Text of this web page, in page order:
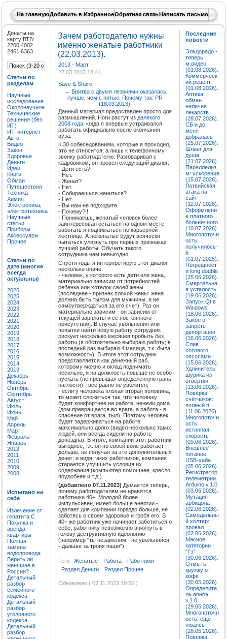
На главнуюДобавить в ИзбранноеОбратная связьНаписать письмо
Донаты на
карту ВТБ:
2200 4002
2461 6363
Статьи по
разделам
Научные
исследования
Околонаучное
Технические
решения (без
ИТ)
ИТ, интернет
Авто
Видео
Закон
Здоровье
Деньги
Идеи
Книги
Обман
Путешествия
Техника
Химия
Электроника,
электротехника
Научные
статьи
Приборы
Аксессуары
Прочее
Статьи по
дате (многие
всегда
актуальны)
2026
2025
2024
2023
2022
2021
2020
2019
2018
2017
2016
2015
2014
2013
Декабрь
Ноябрь
Октябрь
Сентябрь
Август
Июль
Июнь
Май
Апрель
Март
Февраль
Январь
2012
2011
2010
2009
2008
Испытано на
себе
Излечение от
гепатита C
Покупка и
аренда
квартиры
Полная
замена
водопровода
Верить ли
женщине в
России?
Детальный
разбор
семейного
кодекса
Детальный
разбор
уголовного
кодекса
Детальный
разбор
Зачем работодателю нужны
именно женатые работники
(22.03.2013).
2013 - Март
22.03.2013 18:44
Save & Share
← Бритва с двумя лезвиями оказалась
лучше, чем с пятью. Почему так: PR
(18.03.2013).
Данный материал предоставлен просто для
размышлений. Ноги растут из далекого
2008 года , когда я впервые устраивался
работать официально после окончания
вуза.
К 30 собеседованиям, которые я проходил,
это не относится, а лишь к телефонному
звонку работодателю. Разговаривая с
кадровиком, он провел следующий диалог:
- Дети есть?
- Нет.
- Женат?
- Нет.
- Собираешься жениться?
- Нет.
- Вы нам не подходите.
- Почему?!!
- Понимаешь, женатый человек более
заинтересован остаться на одном месте
работать и подниматься по карьерной
лестнице. А неженатые будут всячески
пытаться улизнуть при первых признаках
лучшей работы. Обучать такого
сотрудника нам невыгодно.
Спустя годы я интерпретирую этот диалог
несколько иначе:
- человек, у которого есть дети или жена,
материально зависим от потребностей
ребенка или хотелок своей жены
(последнее - признак плохой жены: жена
должна быть тылом для мужчины, а не
самоутверждаться за его счет). Раз он
материально зависим - он зависим от
текущей зарплаты и ее постоянного
присутствия. В случае увольнения или
попытки найти новую работу сотрудник
рискует несколько месяцев пробыть без
работы (я обстоятельно выбираю работу; в
последний раз выбирал 4 месяца, т.к. была
возможность). В итоге этот сотрудник
представляется как денежный раб,
которому можно и оклад поднимать
несильно, и на должность повыше не особо
пускать (не превышая определенную грань
наглости) - все равно не уволится;
- если у человека плохая вторая половина,
то может сложиться так, что человеку
будет комфортнее на работе, нежели дома
(дом превращается во врага, а работа - в
спасение от врага, тыл). Поэтому человек
будет задерживаться на работе
максимально долго (видел несколько таких
людей, они всегда сидели на работе
допоздна). В итоге, компании этот работник
выгоднее, т.к. он по своей воле работает
дольше, не получая за это дополнительных
денег; и видя таких работников, компания
старается улучшить условия их
содержания (компьютер помощнее, кресло
поудобнее и т.д.).
(добавлено 07.11.2023) Думается теперь,
почему работодателям не нравятся
работники 40+. Молодой более
импульсивен, имеет больше энергии -
сделает для компании гораздо больше, не
заботясь о своем здоровье и гробя его. В
40+ же работник уже начинает заботиться о
себе, работнику невозможно впихнуть в
голову деструктивную идеологию
(например "ты незаменим - не увольняйся
- дальше за троих паши").
Теги: Женатые Работа
Работники
Раздел Деньги
Раздел Прочее
Обновлено ( 07.11.2023 19:55 )
Последние
новости
Эльдорадо -
теперь
м.видео
(01.08.2026).
Коммерческ
ий рецепт
(01.08.2026).
Аптека:
обман
наличия
лекарств
(28.07.2026).
СБ и до
меня
добралась
(25.07.2026).
Шланг для
душа
(21.07.2026).
Параллелиз
м: ускорение
(15.07.2026).
Латвийская
атака на
сайт
(12.07.2026).
Оформлени
е платного
больничного
(10.07.2026).
Многопоточн
ость:
получилось-
6
(01.07.2025).
Погрешност
и long double
(25.06.2026).
Смертельна
я усталость
(19.06.2026).
Запуск Qt в
Windows
(18.06.2026).
Закон о
запрете
депортации
(16.06.2026).
Слив
сотового
опсосами
(15.06.2026).
Удлинитель
шурика из
отвёртки
(13.06.2026).
Поверка
счётчиков:
полный п
(11.06.2026).
Многопоточн
ость:
истинная
скорость
(09.06.2026).
Внешнее
питание
USB-хаба
(05.06.2026).
Регистратор
телеметрии
Arduino v.1.0
(03.06.2026).
Мутация
арбидола
(02.06.2026).
Самодельны
й холтер:
провал
(02.06.2026).
Мясное
категории
"Гэ"
(30.06.2026).
Отмыть
кружку от
кофе
(30.05.2026).
Определите
ль апноэ
v.1.0
(29.05.2026).
Многопоточн
ость: ещё
нюансы
(28.05.2026).
Поверка